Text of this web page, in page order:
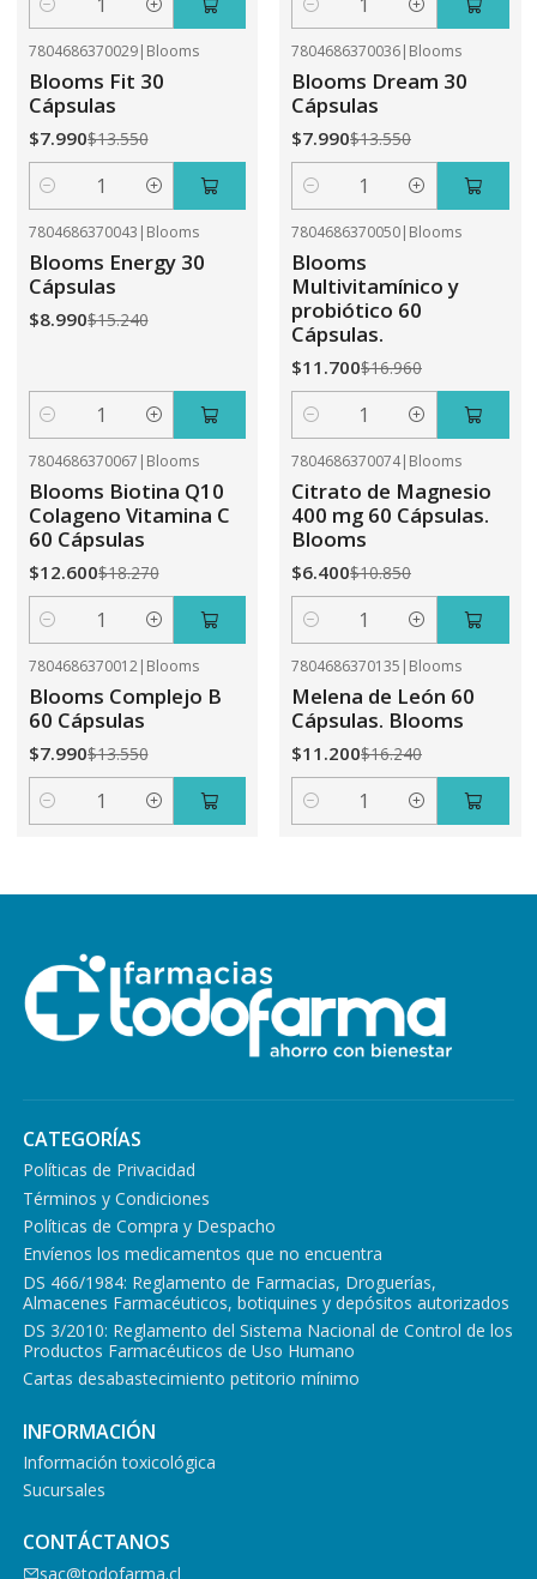
Cantidad Cantidad
7804686370029| Blooms
Blooms Fit 30
Cápsulas
$7.990$13.550
Cantidad
7804686370036| Blooms
Blooms Dream 30
Cápsulas
$7.990$13.550
Cantidad
7804686370043 | Blooms
Blooms Energy 30
Cápsulas
$8.990$15.240
Cantidad
7804686370050| Blooms
Blooms
Multivitamínico y
probiótico 60
Cápsulas.
$11.700$16.960
Cantidad
7804686370067 | Blooms
Blooms Biotina Q10
Colageno Vitamina C
60 Cápsulas
$12.600$18.270
Cantidad
7804686370074| Blooms
Citrato de Magnesio
400 mg 60 Cápsulas.
Blooms
$6.400$10.850
Cantidad
7804686370012| Blooms
Blooms Complejo B
60 Cápsulas
$7.990$13.550
Cantidad
7804686370135 | Blooms
Melena de León 60
Cápsulas. Blooms
$11.200$16.240
Cantidad
CATEGORÍAS
Políticas de Privacidad
Términos y Condiciones
Políticas de Compra y Despacho
Envíenos los medicamentos que no encuentra
DS 466/1984: Reglamento de Farmacias, Droguerías,
Almacenes Farmacéuticos, botiquines y depósitos autorizados
DS 3/2010: Reglamento del Sistema Nacional de Control de los
Productos Farmacéuticos de Uso Humano
Cartas desabastecimiento petitorio mínimo
INFORMACIÓN
Información toxicológica
Sucursales
CONTÁCTANOS
sac@todofarma.cl